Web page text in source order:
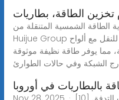
الطاقة، بطاريات
الطاقة الشمسية المتنقلة من
Huijue Group نظام طاقة شمسية مدمج وقابل للنقل مع ألواح
مما يوفر طاقة نظيفة موثوقة
الشبكة وفي حالات الطوارئ
بالبطاريات في أوروبا